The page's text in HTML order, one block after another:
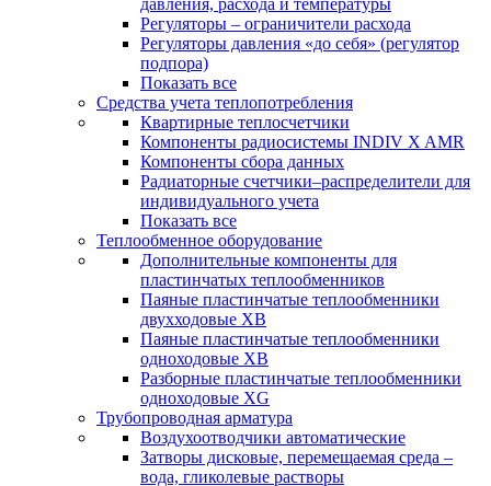
давления, расхода и температуры
Регуляторы – ограничители расхода
Регуляторы давления «до себя» (регулятор
подпора)
Показать все
Средства учета теплопотребления
Квартирные теплосчетчики
Компоненты радиосистемы INDIV X AMR
Компоненты сбора данных
Радиаторные счетчики–распределители для
индивидуального учета
Показать все
Теплообменное оборудование
Дополнительные компоненты для
пластинчатых теплообменников
Паяные пластинчатые теплообменники
двухходовые XB
Паяные пластинчатые теплообменники
одноходовые ХВ
Разборные пластинчатые теплообменники
одноходовые ХG
Трубопроводная арматура
Воздухоотводчики автоматические
Затворы дисковые, перемещаемая среда –
вода, гликолевые растворы